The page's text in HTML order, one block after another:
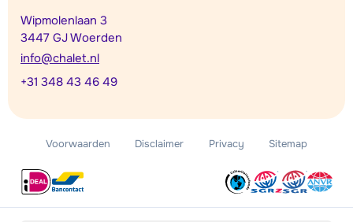
Wipmolenlaan 3
3447 GJ Woerden
info@chalet.nl
+31 348 43 46 49
Voorwaarden Disclaimer Privacy Sitemap